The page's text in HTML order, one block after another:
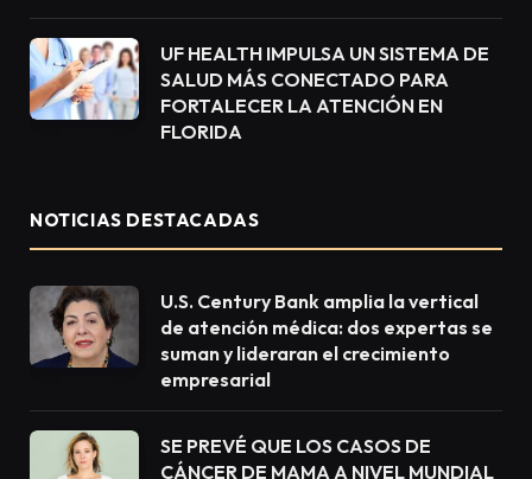
UF HEALTH IMPULSA UN SISTEMA DE
SALUD MÁS CONECTADO PARA
FORTALECER LA ATENCIÓN EN
FLORIDA
NOTICIAS DESTACADAS
U.S. Century Bank amplia la vertical
de atención médica: dos expertas se
suman y lideraran el crecimiento
empresarial
SE PREVÉ QUE LOS CASOS DE
CÁNCER DE MAMA A NIVEL MUNDIAL